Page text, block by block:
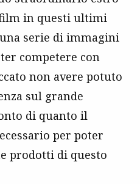
in questi ultimi
serie di immagini
competere con
non avere potuto
sul grande
di quanto il
per poter
prodotti di questo